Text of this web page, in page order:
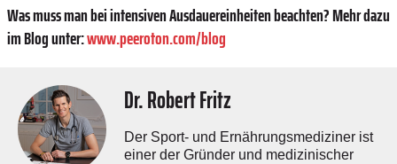
Was muss man bei intensiven Ausdauereinheiten beachten? Mehr dazu
im Blog unter:www.peeroton.com/blog
Dr. Robert Fritz
Der Sport- und Ernährungsmediziner ist
einer der Gründer und medizinischer